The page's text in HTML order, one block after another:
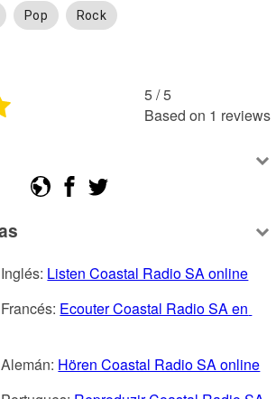
Pop Rock
5 /5
Based on 1 reviews
Listen Coastal Radio SA online
Ecouter Coastal Radio SA en
Hören Coastal Radio SA online